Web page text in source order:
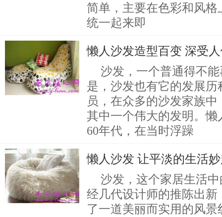
简单，主要在色彩和风
统一起来即
懒人沙发造型百变 深受
沙发，一个普通得不
是，沙发也有它的发展
员，在众多的沙发家族
其中一个伟大的发明。懒
60年代，在当时浮躁
懒人沙发 让平淡的生活
沙发，这个家居生活
经几代设计师的推陈出
了一道美丽而实用的风